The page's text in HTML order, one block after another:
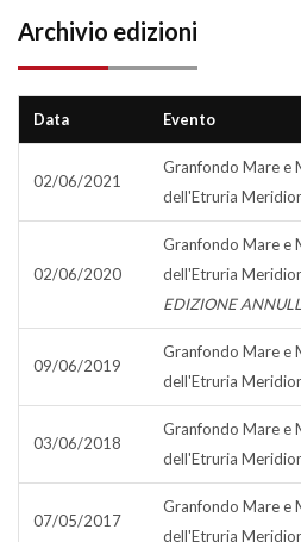
Archivio edizioni
Data Evento
02/06/2021
Granfondo Mare e
dell'Etruria
02/06/2020
Granfondo Mare e
dell'Etruria
EDIZIONE
09/06/2019
Granfondo Mare e
dell'Etruria
03/06/2018
Granfondo Mare e
dell'Etruria
07/05/2017
Granfondo Mare e
dell'Etruria